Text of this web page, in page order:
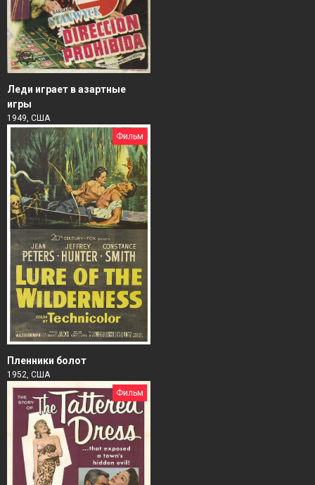
Леди играет в азартные
игры
1949, США
Фильм
Пленники болот
1952, США
Фильм